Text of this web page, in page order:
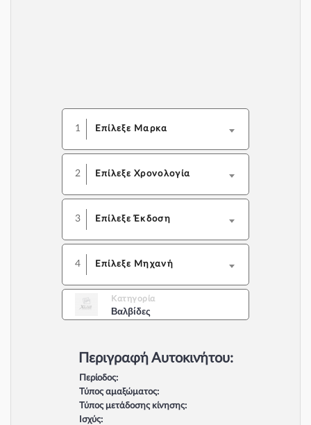
1 Επίλεξε Μαρκα
2 Επίλεξε Χρονολογία
3 Επίλεξε Έκδοση
4 Επίλεξε Μηχανή
Κατηγορία
Βαλβίδες
Περιγραφή Αυτοκινήτου:
Περίοδος:
Τύπος αμαξώματος:
Τύπος μετάδοσης κίνησης:
Ισχύς: